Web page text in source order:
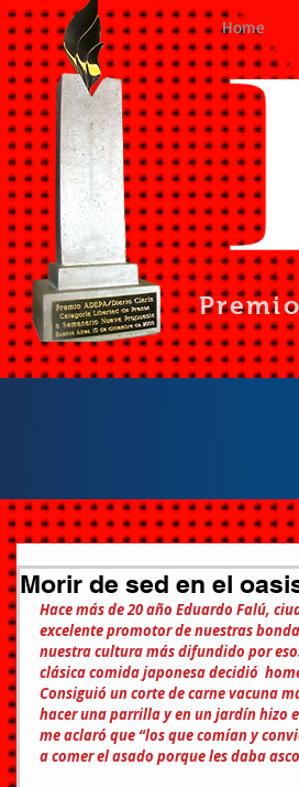
Home
Morir de sed en el
Hace más de 20 año Eduardo Falú,
excelente promotor de nuestras
nuestra cultura más difundido por
clásica comida japonesa decidió
Consiguió un corte de carne vacuna
hacer una parrilla y en un jardín hizo
me aclaró que “los que comían y
a comer el asado porque les daba